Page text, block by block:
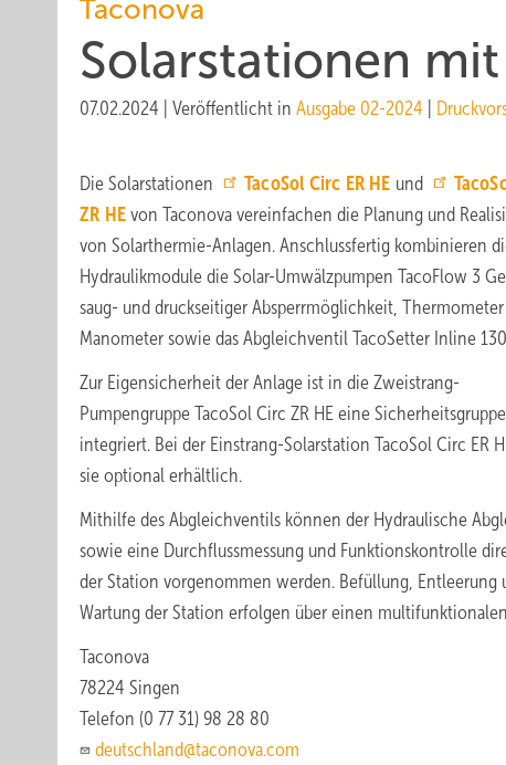
Taconova
Solarstationen
07.02.2024 Veröffentlicht in Ausgabe 02-2024
Die Solarstationen TacoSol Circ ER HE und
ZR HE von Taconova vereinfachen die Planung und
von Solarthermie-Anlagen. Anschlussfertig kombinieren
Hydraulikmodule die Solar-Umwälzpumpen TacoFlow 3
saug- und druckseitiger Absperrmöglichkeit, Thermometer
Manometer sowie das Abgleichventil TacoSetter Inline
Zur Eigensicherheit der Anlage ist in die Zweistrang-
Pumpengruppe TacoSol Circ ZR HE eine Sicherheitsgruppe
integriert. Bei der Einstrang-Solarstation TacoSol Circ ER
sie optional erhältlich.
Mithilfe des Abgleichventils können der Hydraulische
sowie eine Durchflussmessung und Funktionskontrolle
der Station vorgenommen werden. Befüllung, Entleerung
Wartung der Station erfolgen über einen
Taconova
78224 Singen
Telefon (0 77 31) 98 28 80
deutschland@taconova.com